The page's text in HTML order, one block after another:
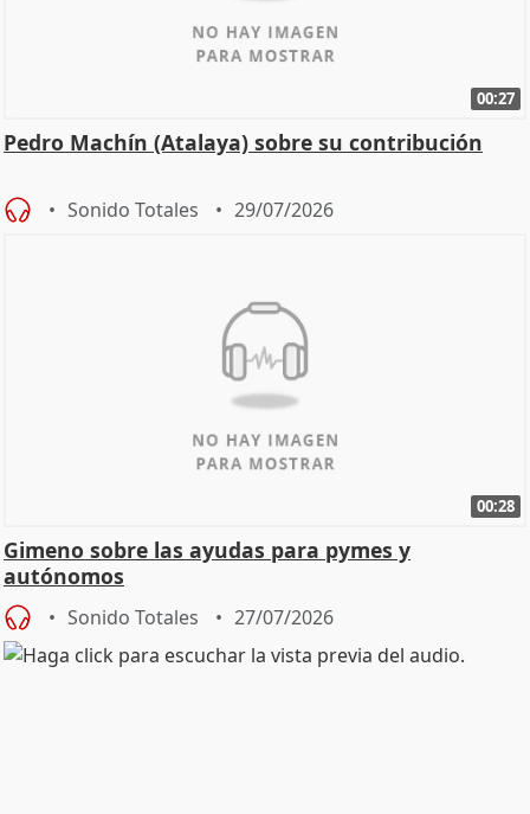
00:27
Pedro Machín (Atalaya) sobre su contribución
Sonido Totales 29/07/2026
00:28
Gimeno sobre las ayudas para pymes y
autónomos
Sonido Totales 27/07/2026